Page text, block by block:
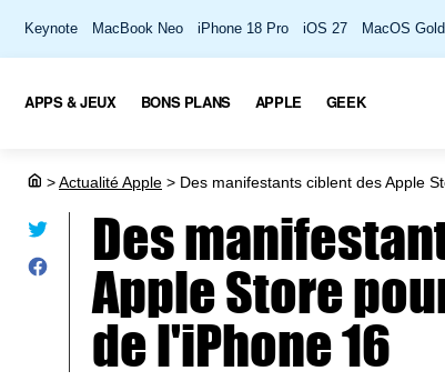
Keynote MacBook Neo iPhone 18 Pro iOS 27 MacOS
APPS & JEUX BONS PLANS APPLE GEEK
>Actualité Apple > Des manifestants ciblent des Apple
Des
Apple Store
de l'iPhone 16